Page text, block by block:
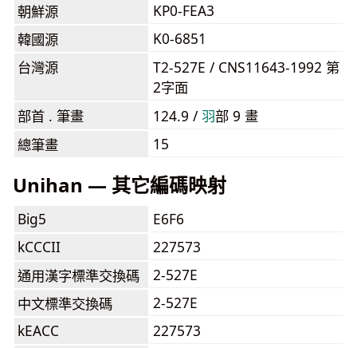
朝鮮源
KP0-FEA3
韓國源
K0-6851
台灣源
T2-527E / CNS11643-1992 第
2字面
部首 . 筆畫
124.9 /⽻部 9 畫
總筆畫
15
Unihan — 其它編碼映射
Big5
E6F6
kCCCII
227573
通用漢字標準交換碼
2-527E
中文標準交換碼
2-527E
kEACC
227573